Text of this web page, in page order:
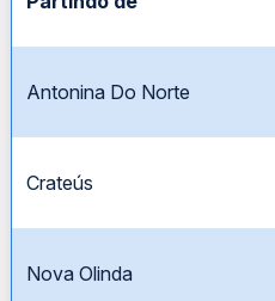
Antonina Do Norte
Crateús
Nova Olinda